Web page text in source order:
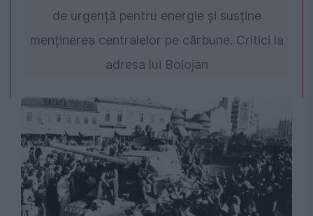
de urgență pentru energie și susține
menținerea centralelor pe cărbune. Critici la
adresa lui Bolojan